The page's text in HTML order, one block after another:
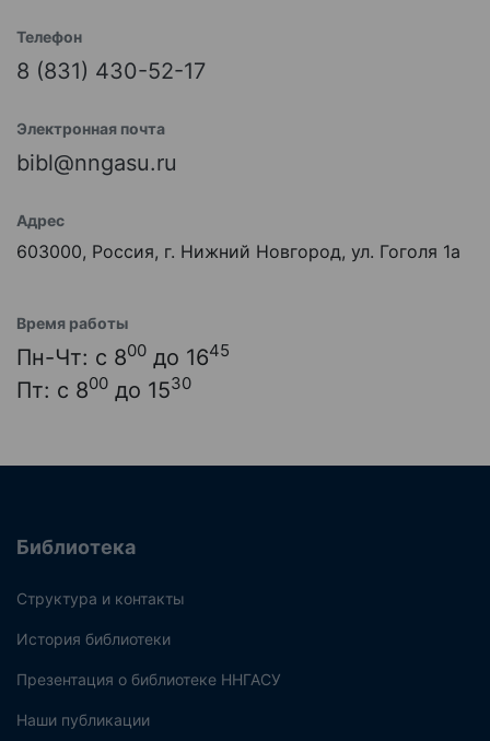
Телефон
8 (831) 430-52-17
Электронная почта
bibl@nngasu.ru
Адрес
603000, Россия, г. Нижний Новгород, ул. Гоголя 1а
Время работы
Пн-Чт: с 800 до 1645
Пт: с 800 до 1530
Библиотека
Структура и контакты
История библиотеки
Презентация о библиотеке ННГАСУ
Наши публикации